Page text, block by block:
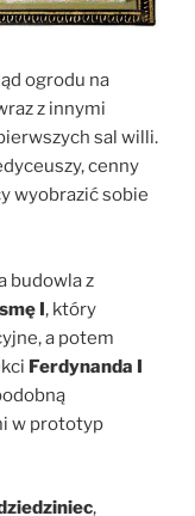
ogrodu na
z innymi
sal willi.
cenny
wyobrazić sobie
budowla z
I, który
a potem
Ferdynanda I
w prototyp
,